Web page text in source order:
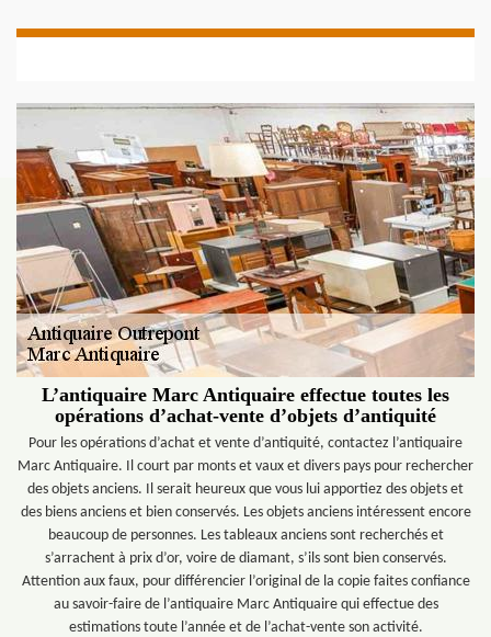
L’antiquaire Marc Antiquaire effectue toutes les
opérations d’achat-vente d’objets d’antiquité
Pour les opérations d’achat et vente d’antiquité, contactez l’antiquaire
Marc Antiquaire. Il court par monts et vaux et divers pays pour rechercher
des objets anciens. Il serait heureux que vous lui apportiez des objets et
des biens anciens et bien conservés. Les objets anciens intéressent encore
beaucoup de personnes. Les tableaux anciens sont recherchés et
s’arrachent à prix d’or, voire de diamant, s’ils sont bien conservés.
Attention aux faux, pour différencier l’original de la copie faites confiance
au savoir-faire de l’antiquaire Marc Antiquaire qui effectue des
estimations toute l’année et de l’achat-vente son activité.